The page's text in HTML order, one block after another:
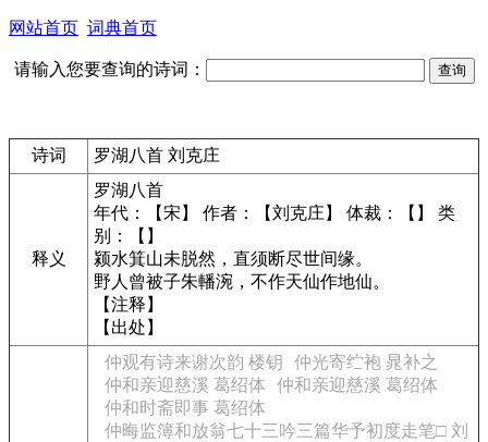
网站首页 词典首页
请输入您要查询的诗词：
诗词 罗湖八首 刘克庄
释义
罗湖八首
年代：【宋】 作者：【刘克庄】 体裁：【】 类
别：【】
颍水箕山未脱然，直须断尽世间缘。
野人曾被子朱轓涴，不作天仙作地仙。
【注释】
【出处】
仲观有诗来谢次韵 楼钥
仲光寄纻袍 晁补之
仲和亲迎慈溪 葛绍体
仲和亲迎慈溪 葛绍体
仲和时斋即事 葛绍体
仲晦监簿和放翁七十三吟三篇华予初度走笔□ 刘